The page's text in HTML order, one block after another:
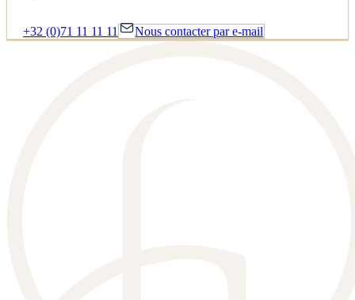
+32 (0)71 11 11 11 Nous contacter par e-mail